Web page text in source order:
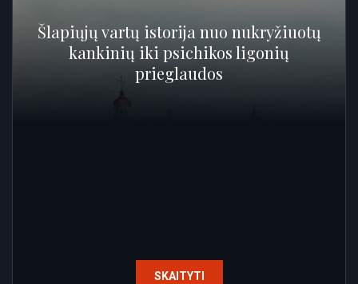
Šlapiųjų vartų istorija nuo nukryžiuotų
kankinių iki psichikos ligonių
prieglaudos
SKAITYTI